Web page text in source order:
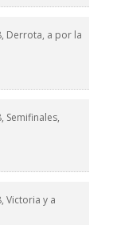
Derrota, a por la
Semifinales,
Victoria y a